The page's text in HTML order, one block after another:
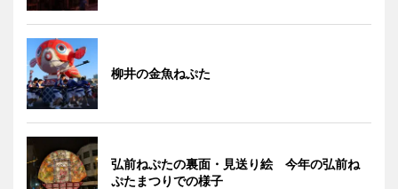
柳井の金魚ねぷた
弘前ねぷたの裏面・見送り絵 今年の弘前ね
ぷたまつりでの様子